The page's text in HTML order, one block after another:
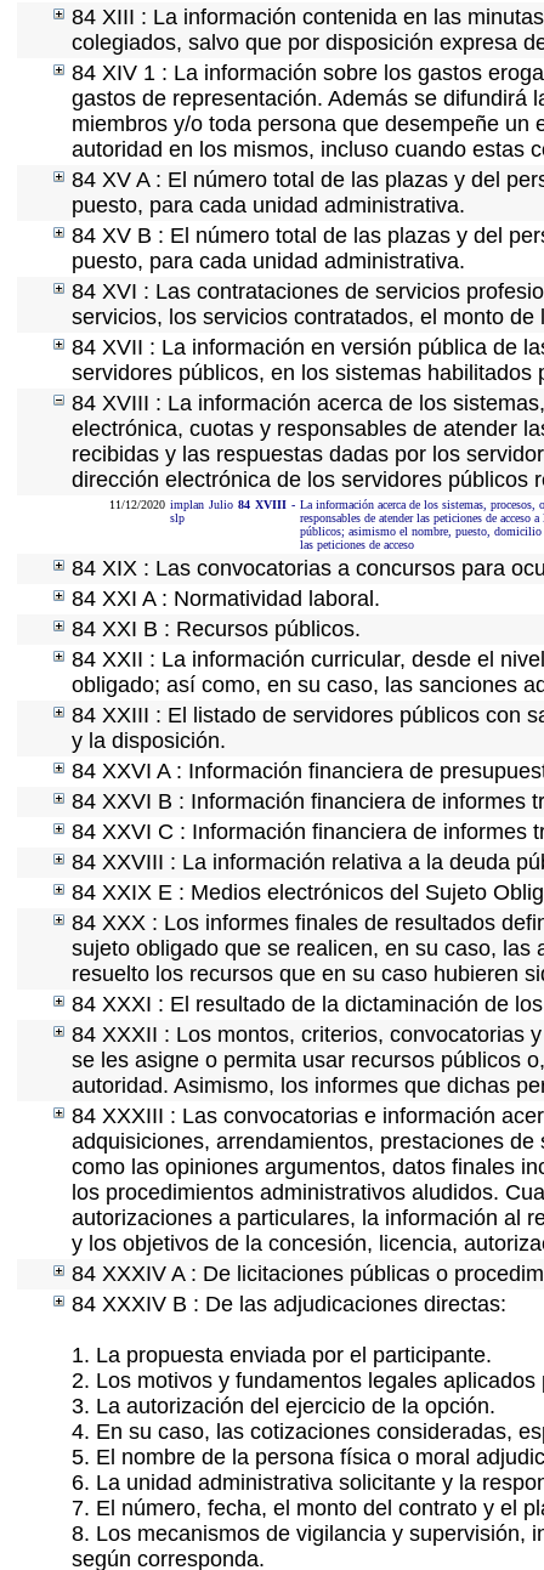
84 XIII : La información contenida en las
colegiados, salvo que por disposición expresa
84 XIV 1 : La información sobre los gastos
gastos de representación. Además se difundirá
miembros y/o toda persona que desempeñe
autoridad en los mismos, incluso cuando estas
84 XV A : El número total de las plazas y del
puesto, para cada unidad administrativa.
84 XV B : El número total de las plazas y del
puesto, para cada unidad administrativa.
84 XVI : Las contrataciones de servicios
servicios, los servicios contratados, el monto
84 XVII : La información en versión pública de
servidores públicos, en los sistemas
84 XVIII : La información acerca de los
electrónica, cuotas y responsables de atender
recibidas y las respuestas dadas por los
dirección electrónica de los servidores públicos
11/12/2020 implan
slp
Julio 84 XVIII - La información acerca de los sistemas,
responsables de atender las peticiones de
públicos; asimismo el nombre, puesto, domicilio
las peticiones de acceso
84 XIX : Las convocatorias a concursos para
84 XXI A : Normatividad laboral.
84 XXI B : Recursos públicos.
84 XXII : La información curricular, desde el
obligado; así como, en su caso, las sanciones
84 XXIII : El listado de servidores públicos con
y la disposición.
84 XXVI A : Información financiera de
84 XXVI B : Información financiera de informes
84 XXVI C : Información financiera de informes
84 XXVIII : La información relativa a la deuda
84 XXIX E : Medios electrónicos del Sujeto
84 XXX : Los informes finales de resultados
sujeto obligado que se realicen, en su caso,
resuelto los recursos que en su caso hubieren
84 XXXI : El resultado de la dictaminación de
84 XXXII : Los montos, criterios, convocatorias
se les asigne o permita usar recursos públicos
autoridad. Asimismo, los informes que dichas
84 XXXIII : Las convocatorias e información
adquisiciones, arrendamientos, prestaciones
como las opiniones argumentos, datos finales
los procedimientos administrativos aludidos.
autorizaciones a particulares, la información al
y los objetivos de la concesión, licencia,
84 XXXIV A : De licitaciones públicas o
84 XXXIV B : De las adjudicaciones directas:
1. La propuesta enviada por el participante.
2. Los motivos y fundamentos legales
3. La autorización del ejercicio de la opción.
4. En su caso, las cotizaciones consideradas,
5. El nombre de la persona física o moral
6. La unidad administrativa solicitante y la
7. El número, fecha, el monto del contrato y el
8. Los mecanismos de vigilancia y supervisión,
según corresponda.